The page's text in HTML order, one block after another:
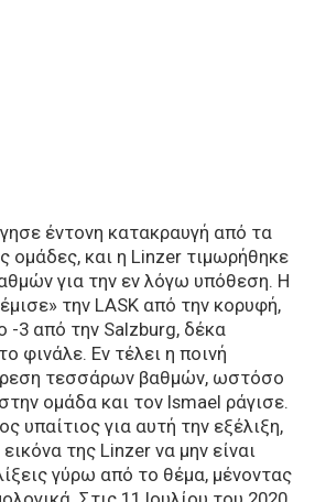
έντονη κατακραυγή από τα
ομάδες, και η Linzer τιμωρήθηκε
για την εν λόγω υπόθεση. Η
την LASK από την κορυφή,
-3 από την Salzburg, δέκα
φινάλε. Εν τέλει η ποινή
τεσσάρων βαθμών, ωστόσο
ομάδα και τον Ismael ράγισε.
υπαίτιος για αυτή την εξέλιξη,
της Linzer να μην είναι
γύρω από το θέμα, μένοντας